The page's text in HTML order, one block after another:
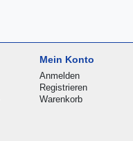
Mein Konto
Anmelden
Registrieren
Warenkorb